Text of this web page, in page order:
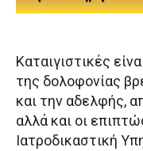
Καταιγιστικές
της δολοφονίας
και την αδελφής,
αλλά και οι
Ιατροδικαστική